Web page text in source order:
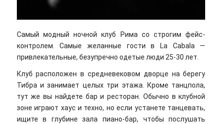
Самый модный ночной клуб Рима со строгим фейс-
контролем. Самые желанные гости в La Cabala —
привлекательные, безупречно одетые люди 25-30 лет.
Клуб расположен в средневековом дворце на берегу
Тибра и занимает целых три этажа. Кроме танцпола,
тут же вы найдете бар и ресторан. Обычно в клубной
зоне играют хаус и техно, но если устанете танцевать,
ищите в глубине зала пиано-бар, чтобы послушать